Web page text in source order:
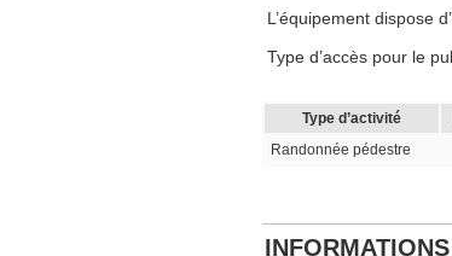
L’équipement dispose
Type d’accès pour le
Type d’activité
Randonnée pédestre
INFORMATIONS